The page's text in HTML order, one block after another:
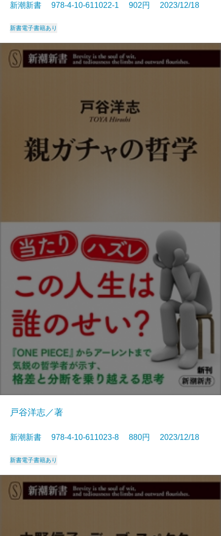
新潮新書 978-4-10-611022-1 902円 2023/12/18
新書電子書籍あり
戸谷洋志／著
新潮新書 978-4-10-611023-8 880円 2023/12/18
新書電子書籍あり